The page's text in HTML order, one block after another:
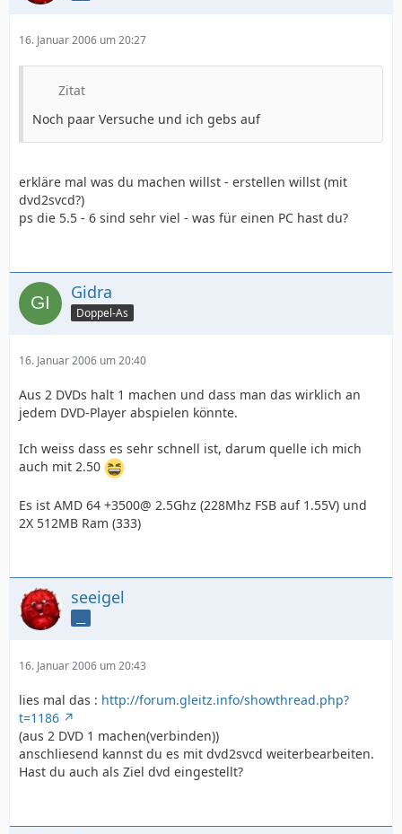
16. Januar 2006 um 20:27
Zitat
Noch paar Versuche und ich gebs auf
erkläre mal was du machen willst - erstellen willst (mit
dvd2svcd?)
ps die 5.5 - 6 sind sehr viel - was für einen PC hast du?
Gidra
Doppel-As
16. Januar 2006 um 20:40
Aus 2 DVDs halt 1 machen und dass man das wirklich an
jedem DVD-Player abspielen könnte.
Ich weiss dass es sehr schnell ist, darum quelle ich mich
auch mit 2.50
Es ist AMD 64 +3500@ 2.5Ghz (228Mhz FSB auf 1.55V) und
2X 512MB Ram (333)
seeigel
16. Januar 2006 um 20:43
lies mal das : http://forum.gleitz.info/showthread.php?
t=1186
(aus 2 DVD 1 machen(verbinden))
anschliesend kannst du es mit dvd2svcd weiterbearbeiten.
Hast du auch als Ziel dvd eingestellt?